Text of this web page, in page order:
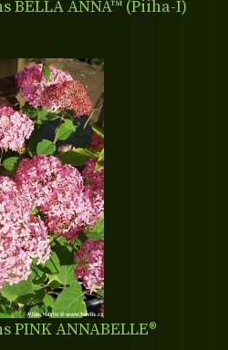
BELLA ANNA™ (Piiha-I)
PINK ANNABELLE®